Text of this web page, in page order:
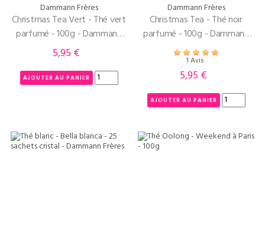
Dammann Frères
Christmas Tea Vert - Thé vert
parfumé - 100g - Dammann
Frères
Prix
5,95 €
AJOUTER AU PANIER
Dammann Frères
Christmas Tea - Thé noir
parfumé - 100g - Dammann
Frères
1 Avis
Prix
5,95 €
AJOUTER AU PANIER